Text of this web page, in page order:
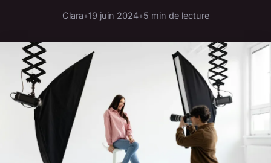
Clara•19 juin 2024•5 min de lecture